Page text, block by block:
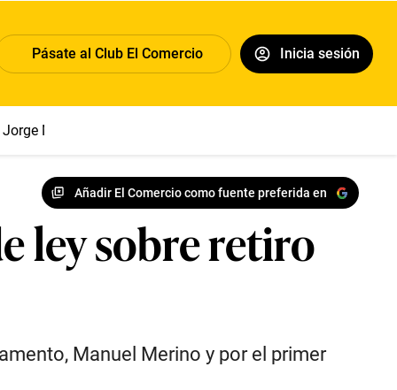
Pásate al Club El Comercio Inicia sesión
Jorge Messi
Añadir El Comercio como fuente preferida en
ley sobre retiro
Manuel Merino y por el primer